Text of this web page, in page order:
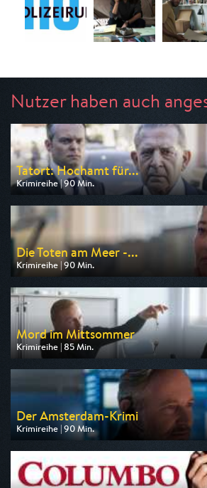
Nutzer haben auch
Tatort: Hochamt für...
Krimireihe | 90 Min.
Ausgestrahlt von BR
am 08.08.2026, 20:15
Die Toten am Meer -...
Krimireihe | 90 Min.
Ausgestrahlt von ARD
am 08.08.2026, 20:15
Mord im Mittsommer
Krimireihe | 85 Min.
Ausgestrahlt von arte
am 07.08.2026, 20:15
Der Amsterdam-Krimi
Krimireihe | 90 Min.
Ausgestrahlt von ARD
am 13.08.2026, 20:15